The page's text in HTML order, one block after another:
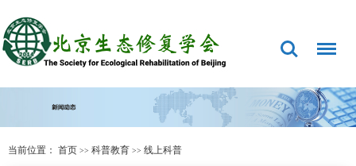
当前位置： 首页 >> 科普教育 >> 线上科普